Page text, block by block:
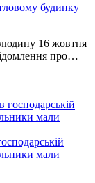
будинку
16 жовтня
про…
мали